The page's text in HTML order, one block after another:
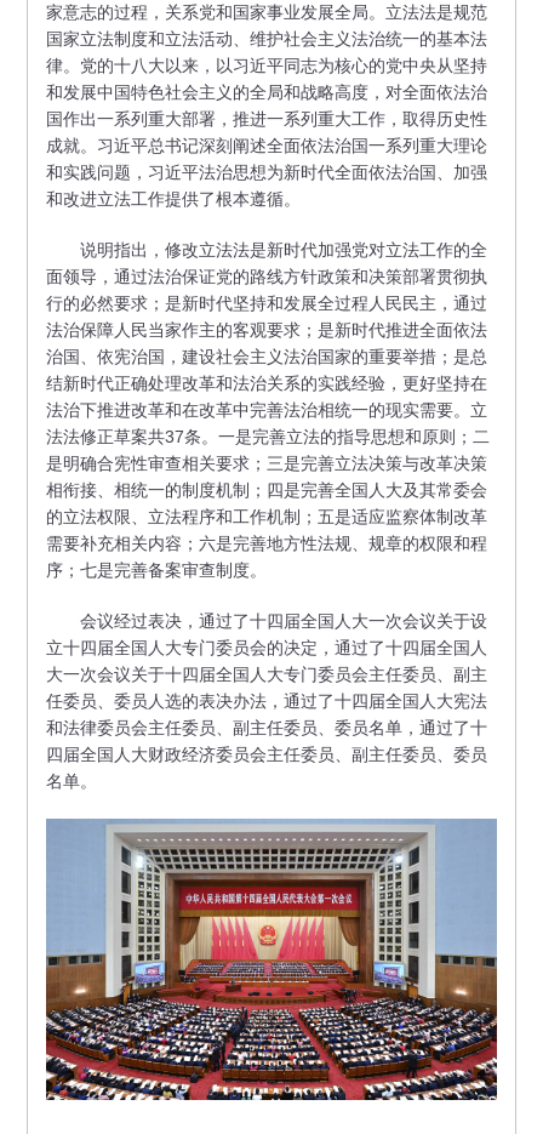
家意志的过程，关系党和国家事业发展全局。立法法是规范
国家立法制度和立法活动、维护社会主义法治统一的基本法
律。党的十八大以来，以习近平同志为核心的党中央从坚持
和发展中国特色社会主义的全局和战略高度，对全面依法治
国作出一系列重大部署，推进一系列重大工作，取得历史性
成就。习近平总书记深刻阐述全面依法治国一系列重大理论
和实践问题，习近平法治思想为新时代全面依法治国、加强
和改进立法工作提供了根本遵循。
说明指出，修改立法法是新时代加强党对立法工作的全
面领导，通过法治保证党的路线方针政策和决策部署贯彻执
行的必然要求；是新时代坚持和发展全过程人民民主，通过
法治保障人民当家作主的客观要求；是新时代推进全面依法
治国、依宪治国，建设社会主义法治国家的重要举措；是总
结新时代正确处理改革和法治关系的实践经验，更好坚持在
法治下推进改革和在改革中完善法治相统一的现实需要。立
法法修正草案共37条。一是完善立法的指导思想和原则；二
是明确合宪性审查相关要求；三是完善立法决策与改革决策
相衔接、相统一的制度机制；四是完善全国人大及其常委会
的立法权限、立法程序和工作机制；五是适应监察体制改革
需要补充相关内容；六是完善地方性法规、规章的权限和程
序；七是完善备案审查制度。
会议经过表决，通过了十四届全国人大一次会议关于设
立十四届全国人大专门委员会的决定，通过了十四届全国人
大一次会议关于十四届全国人大专门委员会主任委员、副主
任委员、委员人选的表决办法，通过了十四届全国人大宪法
和法律委员会主任委员、副主任委员、委员名单，通过了十
四届全国人大财政经济委员会主任委员、副主任委员、委员
名单。